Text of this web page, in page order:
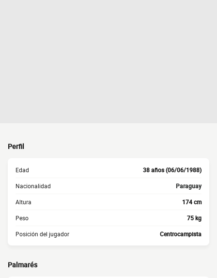
Perfil
Edad 38 años (06/06/1988)
Nacionalidad Paraguay
Altura 174 cm
Peso 75 kg
Posición del jugador Centrocampista
Palmarés